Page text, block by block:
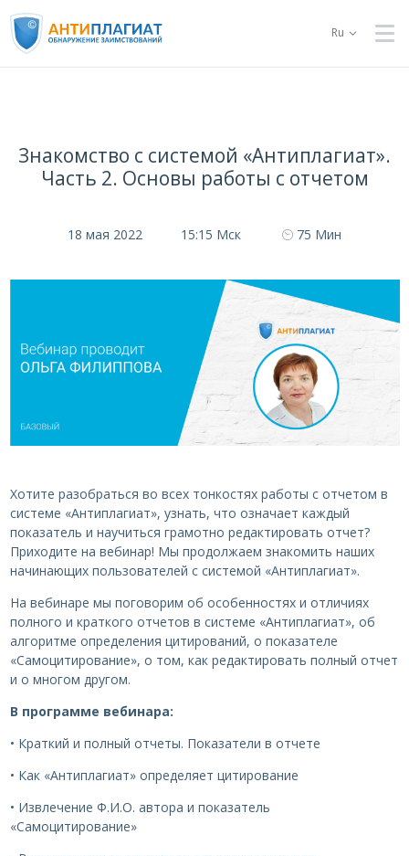
Ru
Знакомство с системой «Антиплагиат».
Часть 2. Основы работы с отчетом
18 мая 2022 15:15 Мск 75 Мин
Хотите разобраться во всех тонкостях работы с отчетом в
системе «Антиплагиат», узнать, что означает каждый
показатель и научиться грамотно редактировать отчет?
Приходите на вебинар! Мы продолжаем знакомить наших
начинающих пользователей с системой «Антиплагиат».
На вебинаре мы поговорим об особенностях и отличиях
полного и краткого отчетов в системе «Антиплагиат», об
алгоритме определения цитирований, о показателе
«Самоцитирование», о том, как редактировать полный отчет
и о многом другом.
В программе вебинара:
• Краткий и полный отчеты. Показатели в отчете
• Как «Антиплагиат» определяет цитирование
• Извлечение Ф.И.О. автора и показатель
«Самоцитирование»